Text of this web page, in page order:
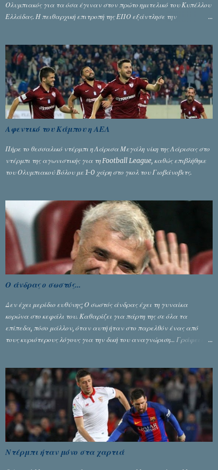
Ολυμπιακός για τα όσα έγιναν στον πρώτο ημιτελικό του Κυπέλλου
Ελλάδας. Η πειθαρχική επιτροπή της ΕΠΟ εξάντλησε την
αφαίρεσης βαθμών, όπως απαιτούσαν, αφού κάτι τέτοιο δεν ήταν
εφικτό, σύμφωνα με τα στοιχεία...
Αφεντικό του Κάμπου η ΑΕΛ
Πήρε το θεσσαλικό ντέρμπι η Λάρισα Μεγάλη νίκη της Λάρισας στο
ντέρμπι της αγωνιστικής για τη Football League, καθώς επιβλήθηκε
του Ολυμπιακού Βόλου με 1-0 χάρη στο γκολ του Γιοβάνοβιτς.
Ο άνδρας ο σωστός...
Δεν έχει μερίδιο ευθύνης; Ο σωστός άνδρας έχει τη γυναίκα
κορώνα στο κεφάλι του. Καθαρίζει για πάρτη της σε όλα τα
επίπεδα, πόσο μάλλον, όταν αυτή ήταν στο παρελθόν ένας από
τους κυριότερους λόγους για την δική του αναγνώριση... Γράφει ο
Ντέρμπι ήταν μόνο στα χαρτιά